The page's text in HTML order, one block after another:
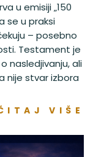
u emisiji „150
se u praksi
– posebno
Testament je
nasledjivanju, ali
nije stvar izbora
VIŠE